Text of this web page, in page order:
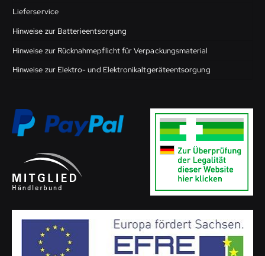
Lieferservice
Hinweise zur Batterieentsorgung
Hinweise zur Rücknahmepflicht für Verpackungsmaterial
Hinweise zur Elektro- und Elektronikaltgeräteentsorgung